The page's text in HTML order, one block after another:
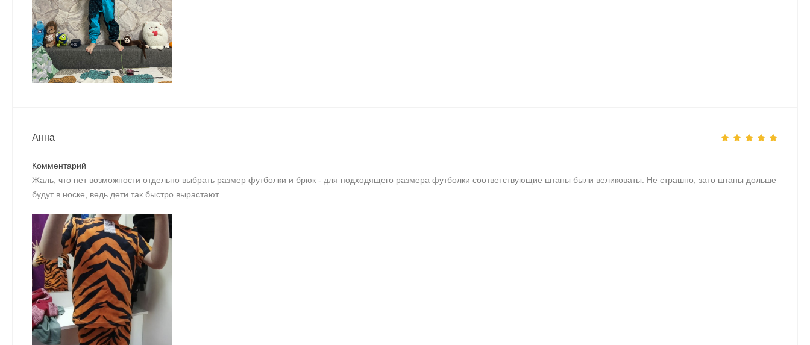
Анна
Комментарий
Жаль, что нет возможности отдельно выбрать размер футболки и брюк - для подходящего размера футболки соответствующие штаны были великоваты. Не страшно, зато штаны дольше
будут в носке, ведь дети так быстро вырастают